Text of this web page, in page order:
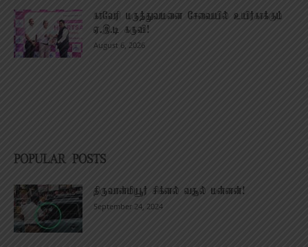
காவேரி மருத்துவமனை சேவையில் உயிர்காக்கும்
ஏ.இ.டி கருவி!
August 6, 2026
POPULAR POSTS
திருவான்மியூர் சிக்னல் வசூல் மன்னன்!
September 24, 2024